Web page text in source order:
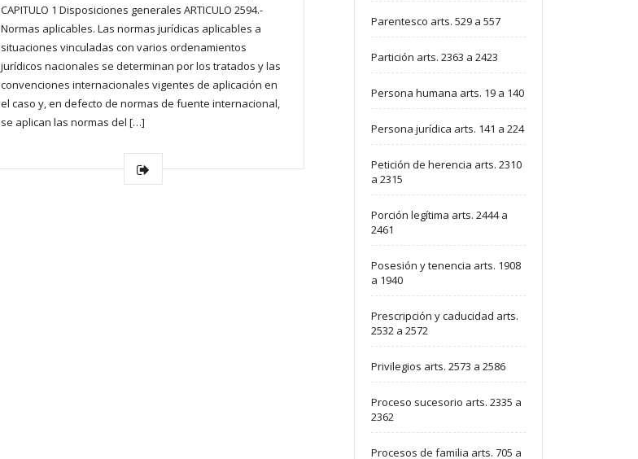
CAPITULO 1 Disposiciones generales ARTICULO 2594.-
Normas aplicables. Las normas jurídicas aplicables a
situaciones vinculadas con varios ordenamientos
jurídicos nacionales se determinan por los tratados y las
convenciones internacionales vigentes de aplicación en
el caso y, en defecto de normas de fuente internacional,
se aplican las normas del […]
Parentesco arts. 529 a 557
Partición arts. 2363 a 2423
Persona humana arts. 19 a 140
Persona jurídica arts. 141 a 224
Petición de herencia arts. 2310
a 2315
Porción legítima arts. 2444 a
2461
Posesión y tenencia arts. 1908
a 1940
Prescripción y caducidad arts.
2532 a 2572
Privilegios arts. 2573 a 2586
Proceso sucesorio arts. 2335 a
2362
Procesos de familia arts. 705 a